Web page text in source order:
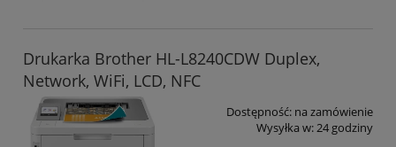
Drukarka Brother HL-L8240CDW Duplex,
Network, WiFi, LCD, NFC
Dostępność: na zamówienie
Wysyłka w:24 godziny